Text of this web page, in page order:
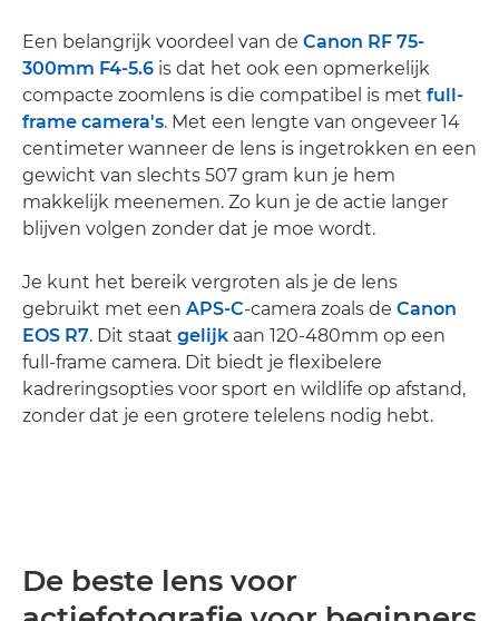
Een belangrijk voordeel van de Canon RF 75-
300mm F4-5.6 is dat het ook een opmerkelijk
compacte zoomlens is die compatibel is met full-
frame camera's. Met een lengte van ongeveer 14
centimeter wanneer de lens is ingetrokken en een
gewicht van slechts 507 gram kun je hem
makkelijk meenemen. Zo kun je de actie langer
blijven volgen zonder dat je moe wordt.
Je kunt het bereik vergroten als je de lens
gebruikt met een APS-C-camera zoals de Canon
EOS R7. Dit staat gelijk aan 120-480mm op een
full-frame camera. Dit biedt je flexibelere
kadreringsopties voor sport en wildlife op afstand,
zonder dat je een grotere telelens nodig hebt.
De beste lens voor